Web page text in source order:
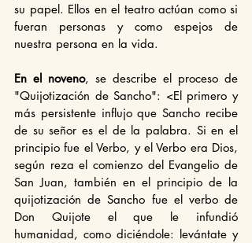
su papel. Ellos en el teatro actúan como si
fueran personas y como espejos de
nuestra persona en la vida.
En el noveno, se describe el proceso de
"Quijotización de Sancho": <El primero y
más persistente influjo que Sancho recibe
de su señor es el de la palabra. Si en el
principio fue el Verbo, y el Verbo era Dios,
según reza el comienzo del Evangelio de
San Juan, también en el principio de la
quijotización de Sancho fue el verbo de
Don Quijote el que le infundió
humanidad, como diciéndole: levántate y